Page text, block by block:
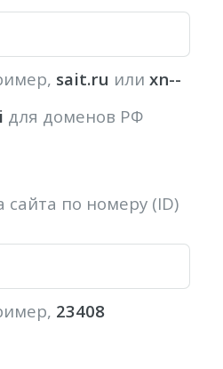
sait.ru или xn--
для доменов РФ
сайта по номеру (ID)
23408